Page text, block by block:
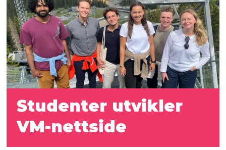
Studenter utvikler
VM-nettside